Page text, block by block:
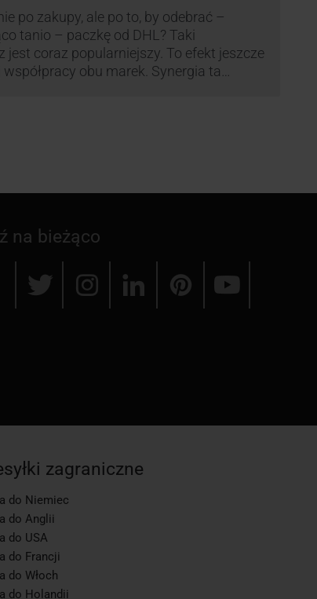
po zakupy, ale po to, by odebrać –
tanio – paczkę od DHL? Taki
jest coraz popularniejszy. To efekt jeszcze
współpracy obu marek. Synergia ta
na bieżąco
zagraniczne
do Niemiec
do Anglii
do USA
do Francji
do Włoch
do Holandii